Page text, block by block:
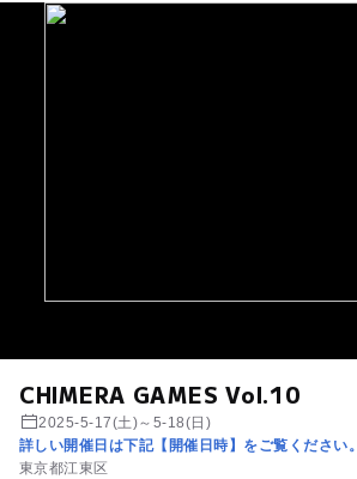
CHIMERA GAMES Vol.10
2025-5-17(土)～5-18(日)
詳しい開催日は下記【開催日時】をご覧ください。
東京都江東区